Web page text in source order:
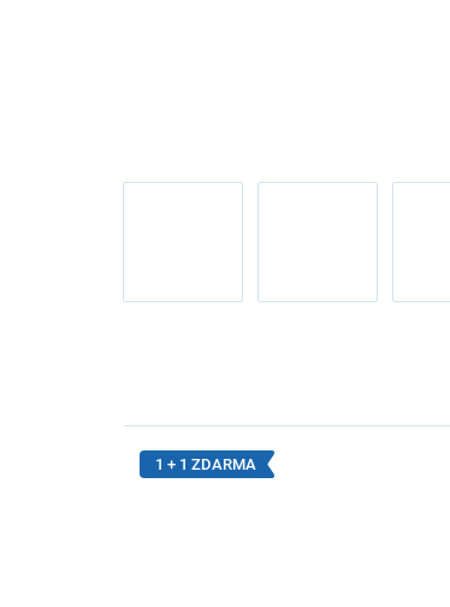
1 + 1 ZDARMA